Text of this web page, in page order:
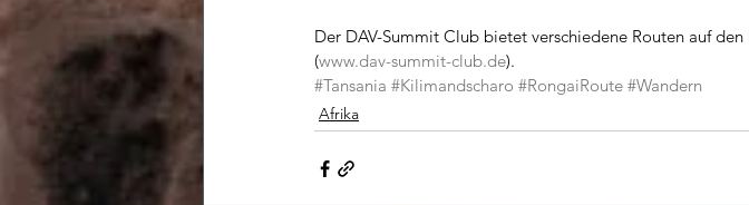
Der DAV-Summit Club bietet verschiedene Routen auf
(www.dav-summit-club.de).
#Tansania #Kilimandscharo #RongaiRoute #Wandern
Afrika